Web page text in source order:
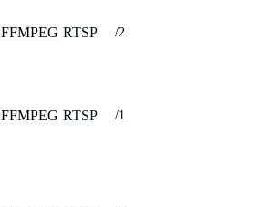
FFMPEG RTSP /2
FFMPEG RTSP /1